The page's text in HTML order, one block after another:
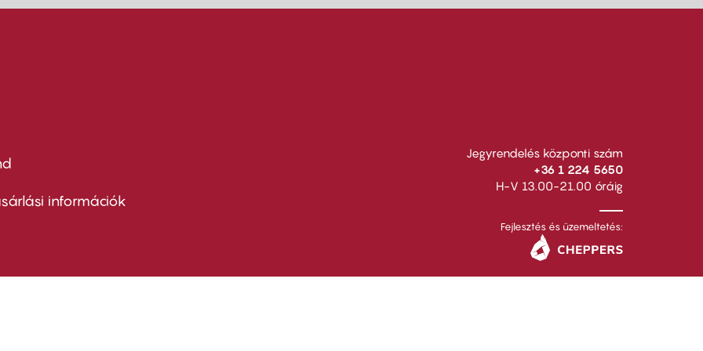
információk
Jegyrendelés központi szám
+36 1 224 5650
H-V 13.00-21.00 óráig
Fejlesztés és üzemeltetés: